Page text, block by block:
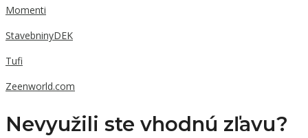
Momenti
StavebninyDEK
Tufi
Zeenworld.com
Nevyužili ste vhodnú zľavu?